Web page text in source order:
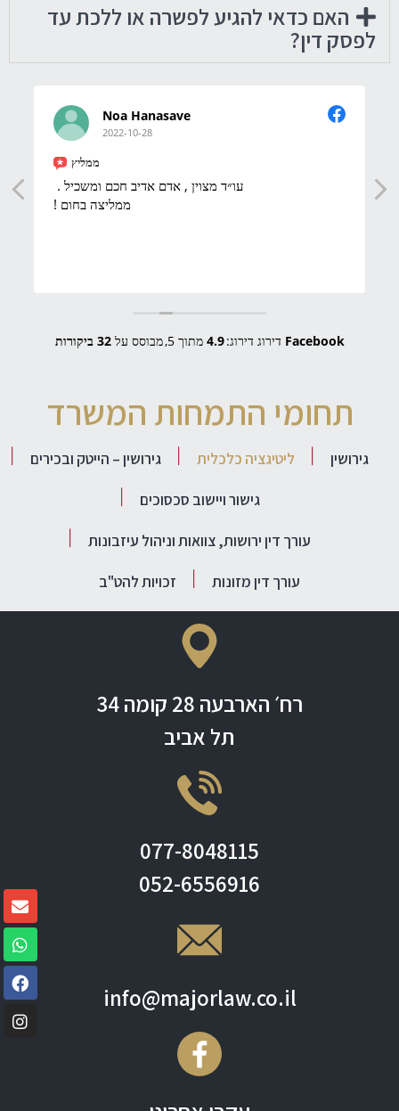
האם כדאי להגיע לפשרה או ללכת עד
לפסק דין?
Noa Hanasave
2022-10-28
ממליץ
עו״ד מצוין , אדם אדיב חכם ומשכיל .
ממליצה בחום !
Facebook דירוג דירוג:4.9 מתוך 5, מבוסס על32 ביקורות
תחומי התמחות המשרד
גירושין ליטיגציה כלכלית
גירושין – הייטק ובכירים
גישור ויישוב סכסוכים
עורך דין ירושות, צוואות וניהול עיזבונות
עורך דין מזונות
זכויות להט"ב
רח׳ הארבעה 28 קומה 34
תל אביב
077-8048115
052-6556916
info@majorlaw.co.il